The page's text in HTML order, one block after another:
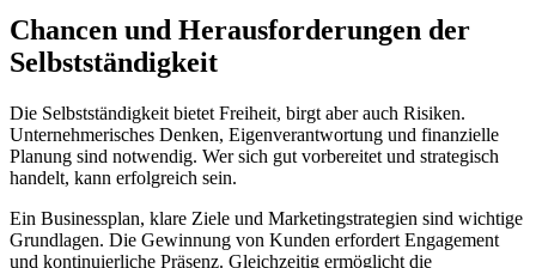
Chancen und Herausforderungen der
Selbstständigkeit
Die Selbstständigkeit bietet Freiheit, birgt aber auch Risiken.
Unternehmerisches Denken, Eigenverantwortung und finanzielle
Planung sind notwendig. Wer sich gut vorbereitet und strategisch
handelt, kann erfolgreich sein.
Ein Businessplan, klare Ziele und Marketingstrategien sind wichtige
Grundlagen. Die Gewinnung von Kunden erfordert Engagement
und kontinuierliche Präsenz. Gleichzeitig ermöglicht die